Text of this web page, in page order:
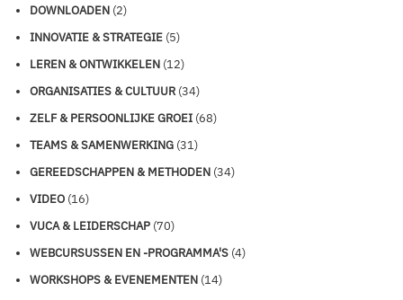
DOWNLOADEN (2)
INNOVATIE & STRATEGIE (5)
LEREN & ONTWIKKELEN (12)
ORGANISATIES & CULTUUR (34)
ZELF & PERSOONLIJKE GROEI (68)
TEAMS & SAMENWERKING (31)
GEREEDSCHAPPEN & METHODEN (34)
VIDEO (16)
VUCA & LEIDERSCHAP (70)
WEBCURSUSSEN EN -PROGRAMMA'S (4)
WORKSHOPS & EVENEMENTEN (14)